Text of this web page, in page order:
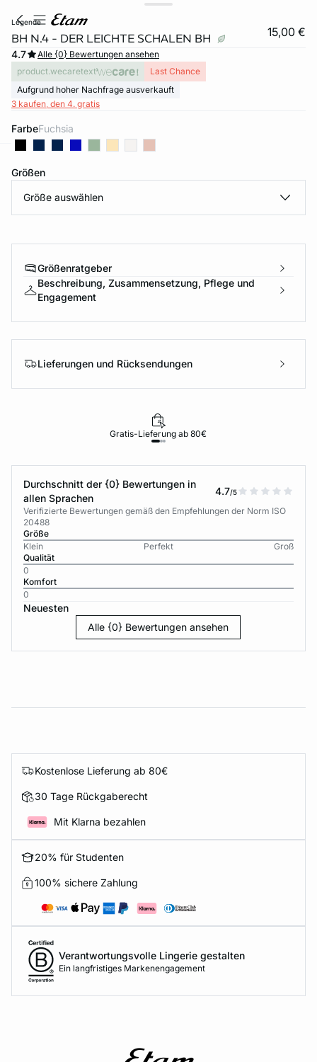
legende
BH N.4 - DER LEICHTE SCHALEN BH 15,00 €
4.7
Alle {0} Bewertungen ansehen
product.wecaretext
Last Chance
Aufgrund hoher Nachfrage ausverkauft
3 kaufen, den 4. gratis
Farbe fuchsia
Größen
Größe auswählen
Größenratgeber
Beschreibung, Zusammensetzung, Pflege und
Engagement
Lieferungen und Rücksendungen
Gratis-Lieferung ab 80€
Durchschnitt der {0} Bewertungen in
allen Sprachen
4.7/5
Verifizierte Bewertungen gemäß den Empfehlungen der Norm ISO
20488
Größe
Klein
Perfekt
Groß
Qualität
0
Komfort
0
Neuesten
Alle {0} Bewertungen ansehen
Kostenlose Lieferung ab 80€
30 Tage Rückgaberecht
Mit Klarna bezahlen
20% für Studenten
100% sichere Zahlung
Verantwortungsvolle Lingerie gestalten
Ein langfristiges Markenengagement